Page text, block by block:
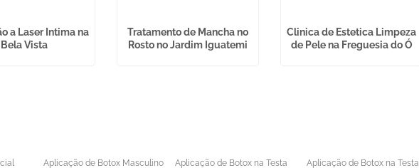
a Laser Intima na
Bela Vista
Tratamento de Mancha no
Rosto no Jardim Iguatemi
Clinica de Estetica Limpeza
de Pele na Freguesia do Ó
Aplicação de Botox Masculino Aplicação de Botox na Testa
Aplicação de Botox na Testa